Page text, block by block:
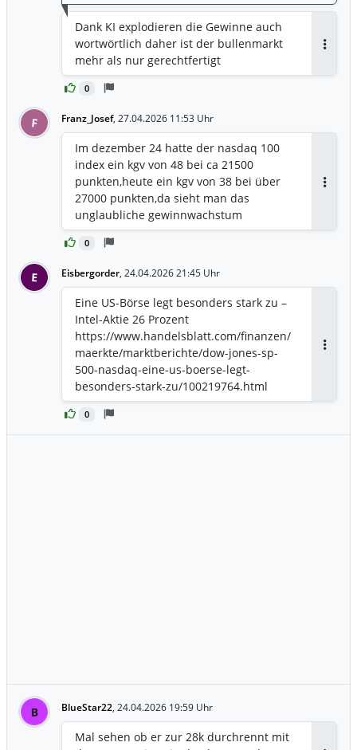
0
Dank KI explodieren die Gewinne auch
wortwörtlich daher ist der bullenmarkt
mehr als nur gerechtfertigt
F Franz_Josef, 27.04.2026 11:53 Uhr
0
Im dezember 24 hatte der nasdaq 100
index ein kgv von 48 bei ca 21500
punkten,heute ein kgv von 38 bei über
27000 punkten,da sieht man das
unglaubliche gewinnwachstum
E Eisbergorder, 24.04.2026 21:45 Uhr
0
Eine US-Börse legt besonders stark zu –
Intel-Aktie 26 Prozent
https://www.handelsblatt.com/finanzen/
maerkte/marktberichte/dow-jones-sp-
500-nasdaq-eine-us-boerse-legt-
besonders-stark-zu/100219764.html
B BlueStar22, 24.04.2026 19:59 Uhr
Mal sehen ob er zur 28k durchrennt mit